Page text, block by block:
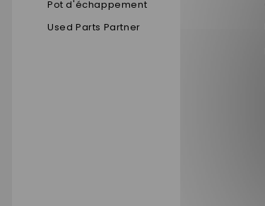
Pot d'échappement
Used Parts Partner